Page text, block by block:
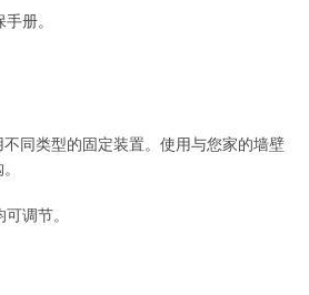
册。
同类型的固定装置。使用与您家的墙壁
调节。